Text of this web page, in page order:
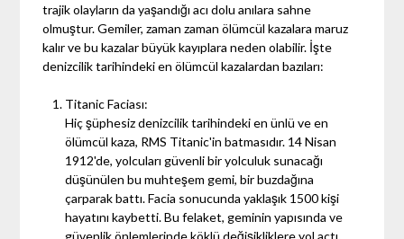
trajik olayların da yaşandığı acı dolu anılara sahne
olmuştur. Gemiler, zaman zaman ölümcül kazalara maruz
kalır ve bu kazalar büyük kayıplara neden olabilir. İşte
denizcilik tarihindeki en ölümcül kazalardan bazıları:
Titanic Faciası:
Hiç şüphesiz denizcilik tarihindeki en ünlü ve en
ölümcül kaza, RMS Titanic'in batmasıdır. 14 Nisan
1912'de, yolcuları güvenli bir yolculuk sunacağı
düşünülen bu muhteşem gemi, bir buzdağına
çarparak battı. Facia sonucunda yaklaşık 1500 kişi
hayatını kaybetti. Bu felaket, geminin yapısında ve
güvenlik önlemlerinde köklü değişikliklere yol açtı.